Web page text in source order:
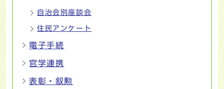
自治会別座談会
住民アンケート
電子手続
官学連携
表彰・叙勲